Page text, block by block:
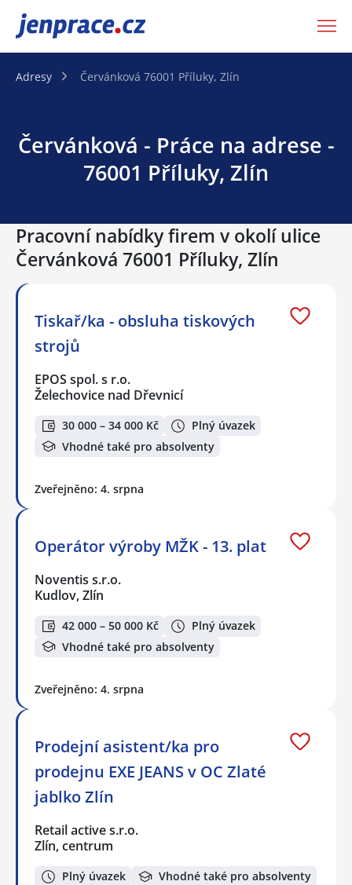
JenPráce.cz
Adresy Červánková 76001 Příluky, Zlín
Červánková - Práce na adrese -
76001 Příluky, Zlín
Pracovní nabídky firem v okolí ulice
Červánková 76001 Příluky, Zlín
Tiskař/ka - obsluha tiskových
strojů
EPOS spol. s r.o.
Želechovice nad Dřevnicí
30 000 – 34 000 Kč
Plný úvazek
Vhodné také pro absolventy
Zveřejněno: 4. srpna
Operátor výroby MŽK - 13. plat
Noventis s.r.o.
Kudlov, Zlín
42 000 – 50 000 Kč
Plný úvazek
Vhodné také pro absolventy
Zveřejněno: 4. srpna
Prodejní asistent/ka pro
prodejnu EXE JEANS v OC Zlaté
jablko Zlín
Retail active s.r.o.
Zlín, centrum
Plný úvazek Vhodné také pro absolventy